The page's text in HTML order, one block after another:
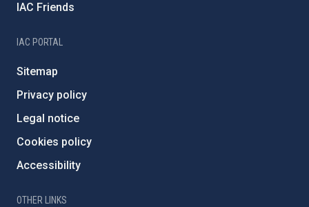
IAC Friends
IAC PORTAL
Sitemap
Privacy policy
Legal notice
Cookies policy
Accessibility
OTHER LINKS